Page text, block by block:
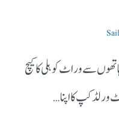
سے وراٹ کوہلی کا کیچ
ورلڈ کپ کا اپنا…